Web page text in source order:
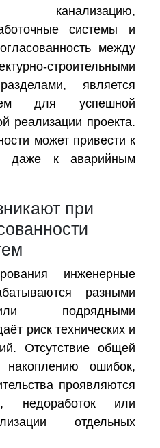
канализацию,
системы и
между
строительными
является
для успешной
реализации проекта.
может привести к
даже к аварийным
при
инженерные
разными
подрядными
риск технических и
Отсутствие общей
ошибок,
проявляются
недоработок или
отдельных